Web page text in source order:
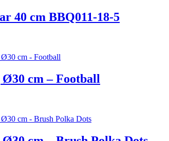
40 cm BBQ011-18-5
cm – Football